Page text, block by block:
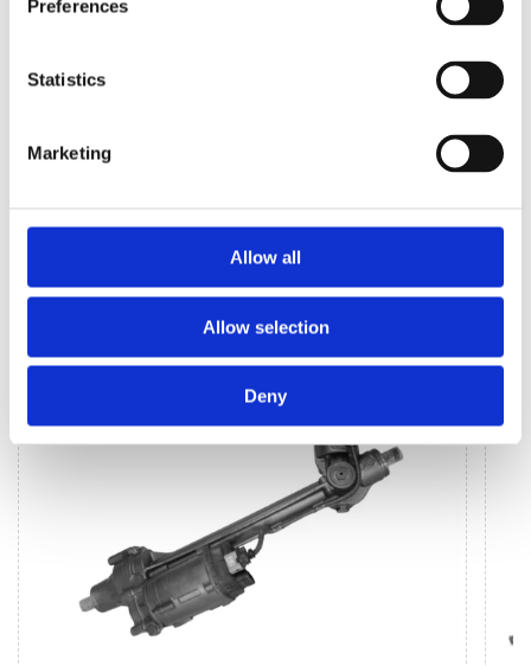
Preferences
Statistics
Marketing
Allow all
Allow selection
Deny
Układ kierowniczy
Klimatyzacja (52)
UKŁAD KIEROWNICZY DOVW SCIROCCO